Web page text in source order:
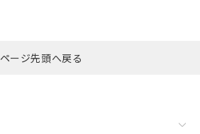
ページ先頭へ戻る